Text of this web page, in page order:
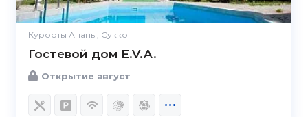
Курорты Анапы, Сукко
Гостевой дом E.V.A.
Открытие август